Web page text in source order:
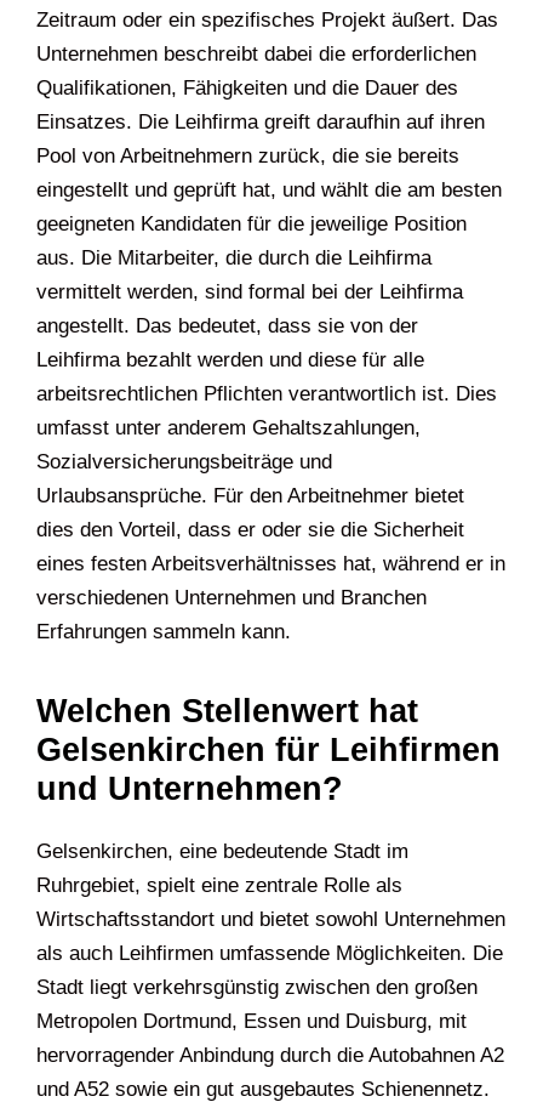
Zeitraum oder ein spezifisches Projekt äußert. Das
Unternehmen beschreibt dabei die erforderlichen
Qualifikationen, Fähigkeiten und die Dauer des
Einsatzes. Die Leihfirma greift daraufhin auf ihren
Pool von Arbeitnehmern zurück, die sie bereits
eingestellt und geprüft hat, und wählt die am besten
geeigneten Kandidaten für die jeweilige Position
aus. Die Mitarbeiter, die durch die Leihfirma
vermittelt werden, sind formal bei der Leihfirma
angestellt. Das bedeutet, dass sie von der
Leihfirma bezahlt werden und diese für alle
arbeitsrechtlichen Pflichten verantwortlich ist. Dies
umfasst unter anderem Gehaltszahlungen,
Sozialversicherungsbeiträge und
Urlaubsansprüche. Für den Arbeitnehmer bietet
dies den Vorteil, dass er oder sie die Sicherheit
eines festen Arbeitsverhältnisses hat, während er in
verschiedenen Unternehmen und Branchen
Erfahrungen sammeln kann.
Welchen Stellenwert hat
Gelsenkirchen für Leihfirmen
und Unternehmen?
Gelsenkirchen, eine bedeutende Stadt im
Ruhrgebiet, spielt eine zentrale Rolle als
Wirtschaftsstandort und bietet sowohl Unternehmen
als auch Leihfirmen umfassende Möglichkeiten. Die
Stadt liegt verkehrsgünstig zwischen den großen
Metropolen Dortmund, Essen und Duisburg, mit
hervorragender Anbindung durch die Autobahnen A2
und A52 sowie ein gut ausgebautes Schienennetz.